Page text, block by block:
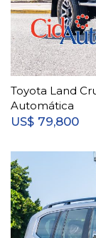
Toyota Land
Automática
US$ 79,800